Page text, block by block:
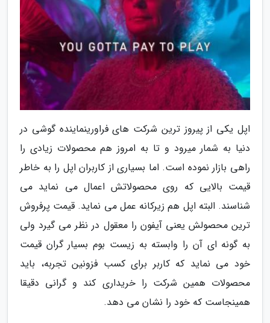
اپل یکی از پیروز ترین شرکت های فراورینماینده گوشی در
دنیا به شمار میرود و تا به امروز هم محصولات زیادی را
راهی بازار نموده است. اما بسیاری از کاربران اپل را به خاطر
قیمت بالایی که روی محصولاتش اعمال می نماید می
شناسند. البته اپل هم زیرکانه عمل می نماید. قیمت پرفروش
ترین محصولش یعنی آیفون را معقول در نظر می گیرد ولی
به گونه ای آن را وابسته به زیست بوم بسیار گران قیمت
خود می نماید که کاربر برای کسب فزونین تجربه، باید
محصولات همین شرکت را خریداری کند و گرانی دقیقا
همینجاست که خود را نشان می دهد.